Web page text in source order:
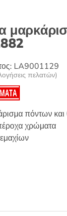
LA9001129
πελατών)
πόντων
χρώματα